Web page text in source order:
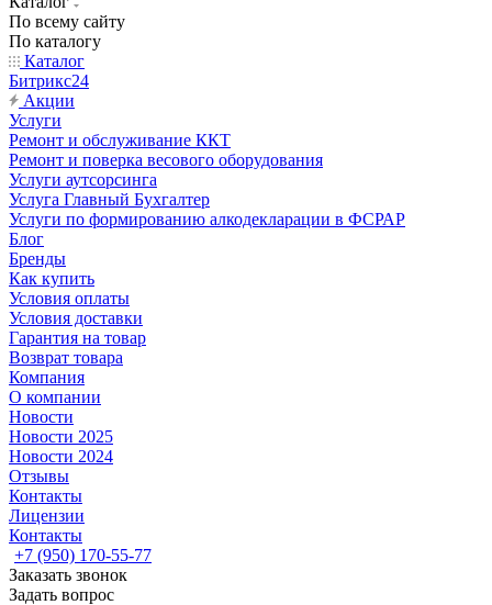
По всему сайту
По каталогу
Каталог
Битрикс24
Акции
Услуги
Ремонт и обслуживание ККТ
Ремонт и поверка весового оборудования
Услуги аутсорсинга
Услуга Главный Бухгалтер
Услуги по формированию алкодекларации в ФСРАР
Блог
Бренды
Как купить
Условия оплаты
Условия доставки
Гарантия на товар
Возврат товара
Компания
О компании
Новости
Новости 2025
Новости 2024
Отзывы
Контакты
Лицензии
Контакты
+7 (950) 170-55-77
Заказать звонок
Задать вопрос